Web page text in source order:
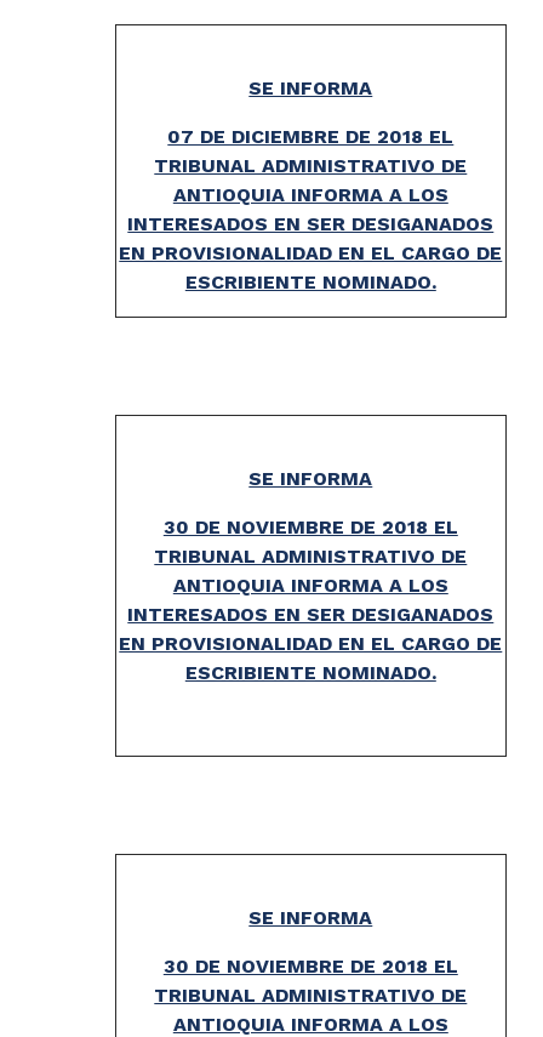
SE INFORMA
07 DE DICIEMBRE DE 2018 EL
TRIBUNAL ADMINISTRATIVO DE
ANTIOQUIA INFORMA A LOS
INTERESADOS EN SER DESIGANADOS
EN PROVISIONALIDAD EN EL CARGO DE
ESCRIBIENTE NOMINADO.
SE INFORMA
30 DE NOVIEMBRE DE 2018 EL
TRIBUNAL ADMINISTRATIVO DE
ANTIOQUIA INFORMA A LOS
INTERESADOS EN SER DESIGANADOS
EN PROVISIONALIDAD EN EL CARGO DE
ESCRIBIENTE NOMINADO.
SE INFORMA
30 DE NOVIEMBRE DE 2018 EL
TRIBUNAL ADMINISTRATIVO DE
ANTIOQUIA INFORMA A LOS